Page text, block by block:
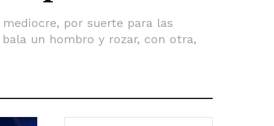
por suerte para las
un hombro y rozar, con otra,